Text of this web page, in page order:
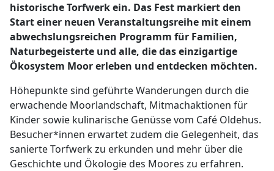
historische Torfwerk ein. Das Fest markiert den
Start einer neuen Veranstaltungsreihe mit einem
abwechslungsreichen Programm für Familien,
Naturbegeisterte und alle, die das einzigartige
Ökosystem Moor erleben und entdecken möchten.
Höhepunkte sind geführte Wanderungen durch die
erwachende Moorlandschaft, Mitmachaktionen für
Kinder sowie kulinarische Genüsse vom Café Oldehus.
Besucher*innen erwartet zudem die Gelegenheit, das
sanierte Torfwerk zu erkunden und mehr über die
Geschichte und Ökologie des Moores zu erfahren.